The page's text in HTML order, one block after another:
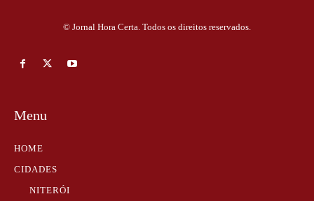
© Jornal Hora Certa. Todos os direitos reservados.
Menu
HOME
CIDADES
NITERÓI